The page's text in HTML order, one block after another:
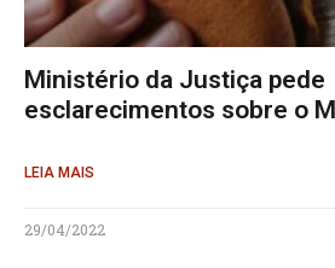
Ministério da Justiça pede
esclarecimentos sobre o
LEIA MAIS
29/04/2022